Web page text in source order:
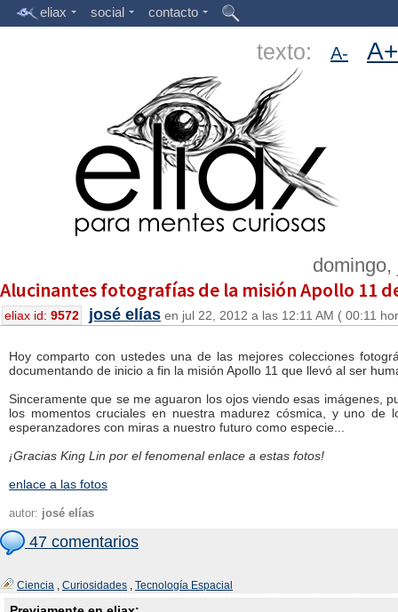
eliax social contacto
texto: A- A+
domingo,
Alucinantes fotografías de la misión Apollo 11
eliax id: 9572 josé elías en jul 22, 2012 a las 12:11 AM ( 00:11
Hoy comparto con ustedes una de las mejores colecciones
documentando de inicio a fin la misión Apollo 11 que llevó al ser
Sinceramente que se me aguaron los ojos viendo esas imágenes,
los momentos cruciales en nuestra madurez cósmica, y uno de
esperanzadores con miras a nuestro futuro como especie...
¡Gracias King Lin por el fenomenal enlace a estas fotos!
enlace a las fotos
autor: josé elías
47 comentarios
Ciencia , Curiosidades , Tecnología Espacial